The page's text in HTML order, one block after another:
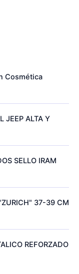
Cosmética
JEEP ALTA Y
SELLO IRAM
37-39 CM
REFORZADO